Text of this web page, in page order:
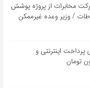
مخابرات از پروژه پوشش
/ وزیر وعده غیرممکن
اینترنتی و